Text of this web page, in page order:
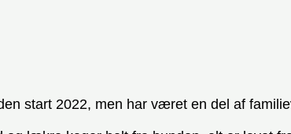
start 2022, men har været en del af